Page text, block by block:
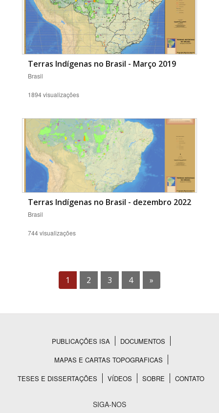
Terras Indígenas no Brasil - Março 2019
Brasil
1894 visualizações
Terras Indígenas no Brasil - dezembro 2022
Brasil
744 visualizações
1 2 3 4 »
Rodapé
PUBLICAÇÕES ISA
DOCUMENTOS
MAPAS E CARTAS TOPOGRAFICAS
TESES E DISSERTAÇÕES
VÍDEOS SOBRE CONTATO
SIGA-NOS